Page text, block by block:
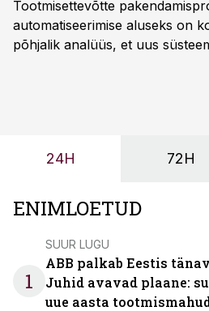
Tootmisettevõtte
automatiseerimise aluseks on
põhjalik analüüs, et uus
OÜ tegevjuht Sander Mitendorf.
24H 72H
ENIMLOETUD
1
SUUR LUGU
ABB palkab Eestis
Juhid avavad plaane:
uue aasta